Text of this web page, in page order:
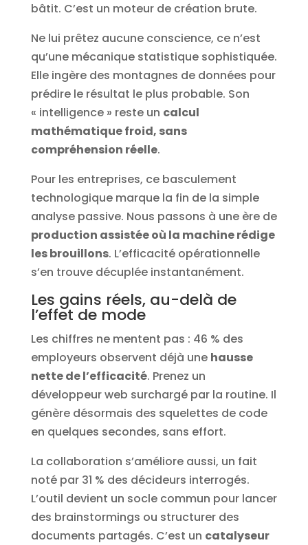
bâtit. C’est un moteur de création brute.
Ne lui prêtez aucune conscience, ce n’est
qu’une mécanique statistique sophistiquée.
Elle ingère des montagnes de données pour
prédire le résultat le plus probable. Son
« intelligence » reste un calcul
mathématique froid, sans
compréhension réelle.
Pour les entreprises, ce basculement
technologique marque la fin de la simple
analyse passive. Nous passons à une ère de
production assistée où la machine rédige
les brouillons. L’efficacité opérationnelle
s’en trouve décuplée instantanément.
Les gains réels, au-delà de
l’effet de mode
Les chiffres ne mentent pas : 46 % des
employeurs observent déjà une hausse
nette de l’efficacité. Prenez un
développeur web surchargé par la routine. Il
génère désormais des squelettes de code
en quelques secondes, sans effort.
La collaboration s’améliore aussi, un fait
noté par 31 % des décideurs interrogés.
L’outil devient un socle commun pour lancer
des brainstormings ou structurer des
documents partagés. C’est un catalyseur